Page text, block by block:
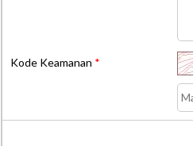
Kode Keamanan *